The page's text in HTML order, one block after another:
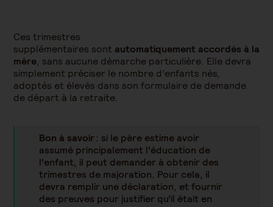
Ces trimestres
supplémentaires sont automatiquement accordés à la
mère, sans aucune démarche particulière. Elle devra
simplement préciser le nombre d’enfants nés,
adoptés et élevés dans son formulaire de demande
de départ à la retraite.
Bon à savoir: si le père estime avoir
assumé principalement l’éducation de
l’enfant, il peut demander à obtenir des
trimestres de majoration. Pour cela, il
devra remplir une déclaration, et fournir
des preuves pour justifier qu’il était en